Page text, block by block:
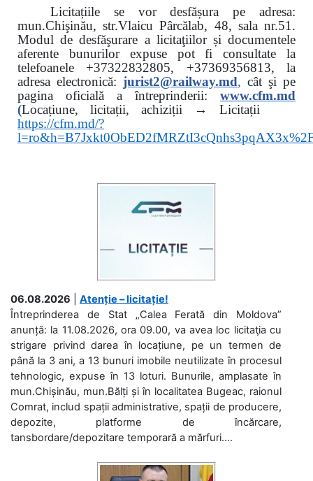
Licitațiile se vor desfășura pe adresa:
mun.Chişinău, str.Vlaicu Pârcălab, 48, sala nr.51.
Modul de desfăşurare a licitaţiilor și documentele
aferente bunurilor expuse pot fi consultate la
telefoanele +37322832805, +37369356813, la
adresa electronică: jurist2@railway.md, cât şi pe
pagina oficială a întreprinderii:
www.cfm.md
(Locațiune, licitații, achiziții → Licitații
https://cfm.md/?
06.08.2026
Atenție – licitație!
Întreprinderea de Stat „Calea Ferată din Moldova”
anunță: la 11.08.2026, ora 09.00, va avea loc licitaţia cu
strigare privind darea în locațiune, pe un termen de
până la 3 ani, a 13 bunuri imobile neutilizate în procesul
tehnologic, expuse în 13 loturi. Bunurile, amplasate în
mun.Chișinău, mun.Bălți și în localitatea Bugeac, raionul
Comrat, includ spații administrative, spații de producere,
depozite, platforme de încărcare,
tansbordare/depozitare temporară a mărfuri....